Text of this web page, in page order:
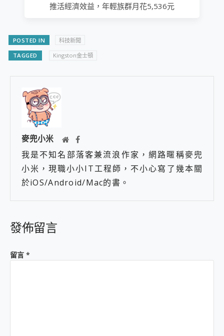
推活經濟效益，年輕族群月花5,536元
POSTED IN 科技新聞
TAGGED Kingston金士頓
麥兜小米
我是不知名部落客兼流浪作家，網路暱稱麥兜
小米，現職小小IT工程師，不小心寫了幾本關
於iOS/Android/Mac的書。
發佈留言
留言 *